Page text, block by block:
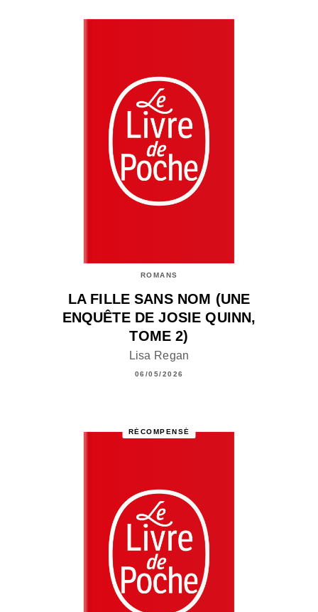
ROMANS
LA FILLE SANS NOM (UNE
ENQUÊTE DE JOSIE QUINN,
TOME 2)
Lisa Regan
06/05/2026
RÉCOMPENSÉ